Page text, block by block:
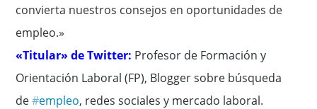
convierta nuestros consejos en oportunidades de
empleo.»
«Titular» de Twitter: Profesor de Formación y
Orientación Laboral (FP), Blogger sobre búsqueda
de#empleo, redes sociales y mercado laboral.